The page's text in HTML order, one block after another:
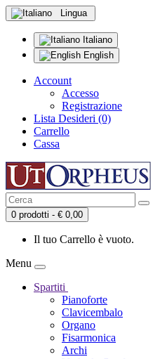
Lingua
Italiano
English
Account
Accesso
Registrazione
Lista Desideri (0)
Carrello
Cassa
0 prodotti - € 0,00
Il tuo Carrello è vuoto.
Menu
Spartiti
Pianoforte
Clavicembalo
Organo
Fisarmonica
Archi